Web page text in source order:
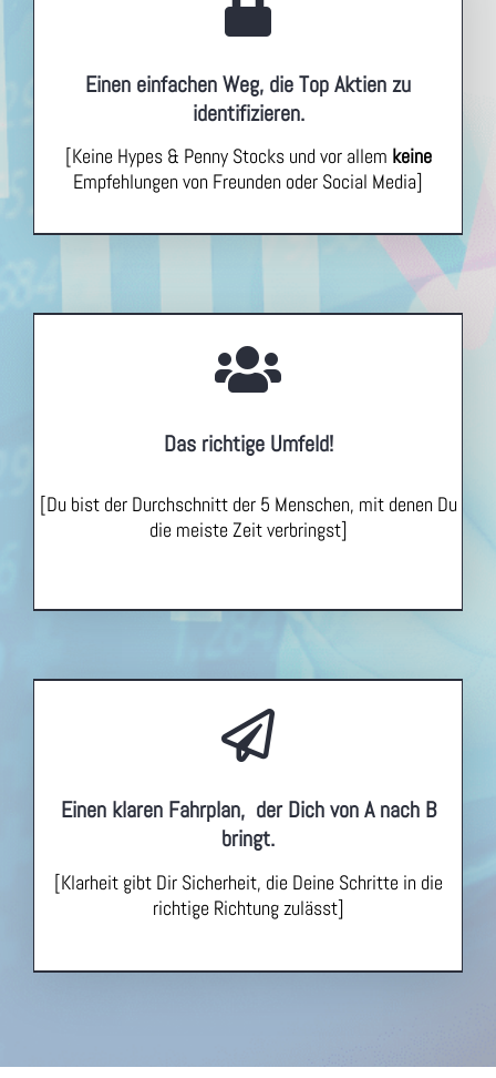
Einen einfachen Weg, die Top Aktien zu
identifizieren.
[Keine Hypes & Penny Stocks und vor allem keine
Empfehlungen von Freunden oder Social Media]
Das richtige Umfeld!
[Du bist der Durchschnitt der 5 Menschen, mit denen Du
die meiste Zeit verbringst]
Einen klaren Fahrplan, der Dich von A nach B
bringt.
[Klarheit gibt Dir Sicherheit, die Deine Schritte in die
richtige Richtung zulässt]